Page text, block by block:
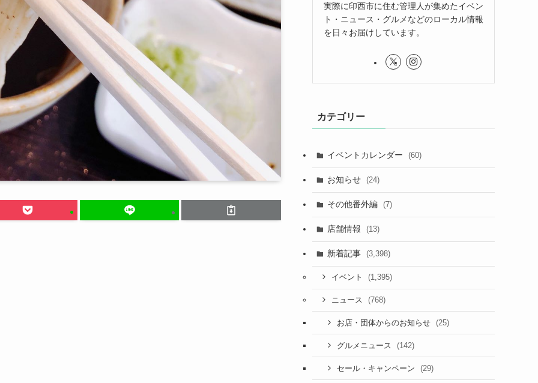
実際に印西市に住む管理人が集めたイベン
ト・ニュース・グルメなどのローカル情報
を日々お届けしています。
カテゴリー
イベントカレンダー (60)
お知らせ (24)
その他番外編 (7)
店舗情報 (13)
新着記事 (3,398)
イベント (1,395)
ニュース (768)
お店・団体からのお知らせ (25)
グルメニュース (142)
セール・キャンペーン (29)